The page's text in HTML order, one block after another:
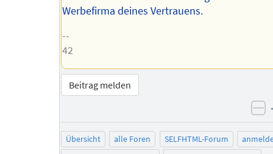
Werbefirma deines Vertrauens.
--
42
Beitrag melden
Übersicht alle Foren SELFHTML-Forum